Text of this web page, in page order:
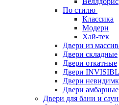
По стилю
Классика
Модерн
Хай-тек
Двери из
Двери складные
Двери откатные
Двери
Двери
Двери амбарные
Двери для бани и